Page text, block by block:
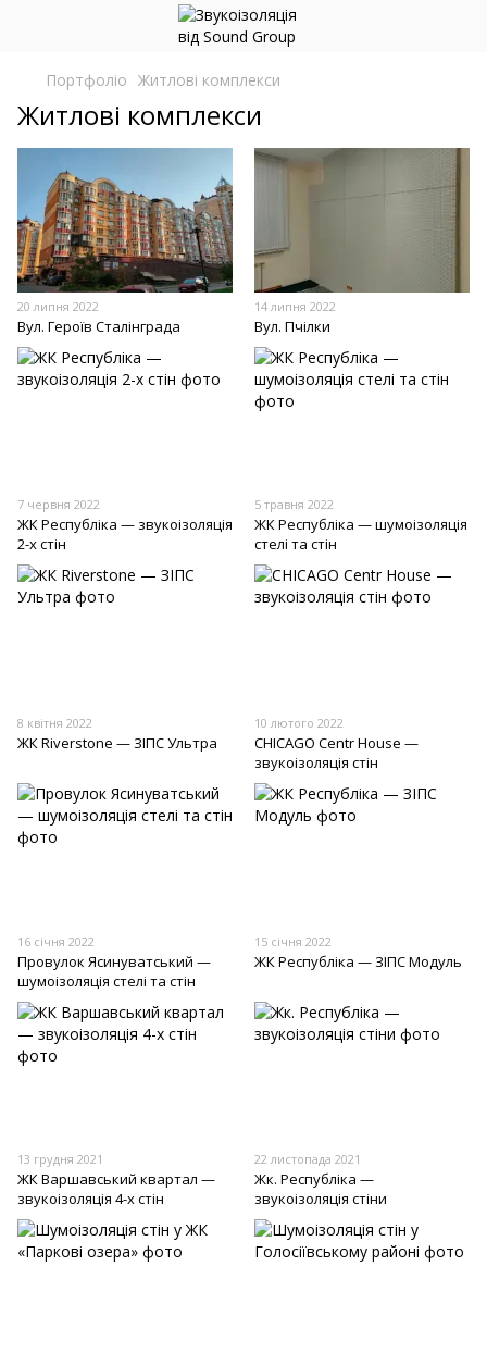
Портфоліо Житлові комплекси
Житлові комплекси
20 липня 2022
Вул. Героїв Сталінграда
14 липня 2022
Вул. Пчілки
7 червня 2022
ЖК Республіка — звукоізоляція
2-х стін
5 травня 2022
ЖК Республіка — шумоізоляція
стелі та стін
8 квітня 2022
ЖК Riverstone — ЗІПС Ультра
10 лютого 2022
CHICAGO Centr House —
звукоізоляція стін
16 січня 2022
Провулок Ясинуватський —
шумоізоляція стелі та стін
15 січня 2022
ЖК Республіка — ЗІПС Модуль
13 грудня 2021
ЖК Варшавський квартал —
звукоізоляція 4-х стін
22 листопада 2021
Жк. Республіка —
звукоізоляція стіни